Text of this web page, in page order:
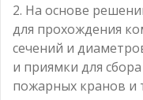
2. На основе
для прохождения
сечений и
и приямки для
пожарных кранов и